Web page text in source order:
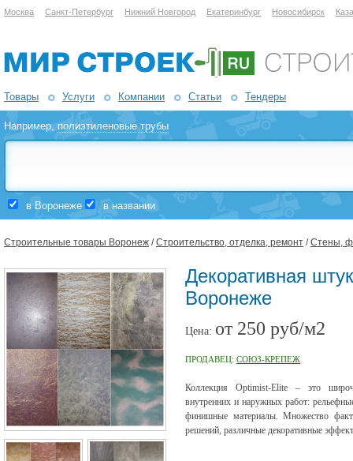
Москва Санкт-Петербург Нижний Новгород Екатеринбург Новосибирск
Товары Услуги Компании Статьи Тендеры
Например,полиэтиленовые трубы
в Воронеже в названии
Строительные товары Воронеж /Строительство, отделка, ремонт /Стены,
Декоративная
Воронеже
Цена: от 250 руб/м2
ПРОДАВЕЦ: СОЮЗ-КРЕПЕЖ
Коллекция Optimist-Elite – это
внутренних и наружных работ:
финишные материалы. Множество
решений, различные декоративные